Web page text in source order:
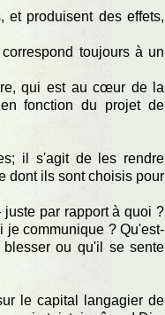
produisent des effets,
toujours à un
qui est au cœur de la
fonction du projet de
il s'agit de les rendre
dont ils sont choisis pour
par rapport à quoi ?
communique ? Qu'est-
ou qu'il se sente
le capital langagier de